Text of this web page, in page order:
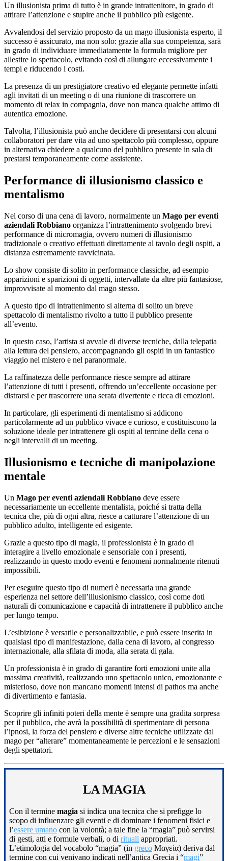
Un illusionista prima di tutto è in grande intrattenitore, in grado di
attirare l’attenzione e stupire anche il pubblico più esigente.
Avvalendosi del servizio proposto da un mago illusionista esperto, il
successo è assicurato, ma non solo: grazie alla sua competenza, sarà
in grado di individuare immediatamente la formula migliore per
allestire lo spettacolo, evitando così di allungare eccessivamente i
tempi e riducendo i costi.
La presenza di un prestigiatore creativo ed elegante permette infatti
agli invitati di un meeting o di una riunione di trascorrere un
momento di relax in compagnia, dove non manca qualche attimo di
autentica emozione.
Talvolta, l’illusionista può anche decidere di presentarsi con alcuni
collaboratori per dare vita ad uno spettacolo più complesso, oppure
in alternativa chiedere a qualcuno del pubblico presente in sala di
prestarsi temporaneamente come assistente.
Performance di illusionismo classico e
mentalismo
Nel corso di una cena di lavoro, normalmente un Mago per eventi
aziendali Robbiano organizza l’intrattenimento svolgendo brevi
performance di micromagia, ovvero numeri di illusionismo
tradizionale o creativo effettuati direttamente al tavolo degli ospiti, a
distanza estremamente ravvicinata.
Lo show consiste di solito in performance classiche, ad esempio
apparizioni e sparizioni di oggetti, intervallate da altre più fantasiose,
improvvisate al momento dal mago stesso.
A questo tipo di intrattenimento si alterna di solito un breve
spettacolo di mentalismo rivolto a tutto il pubblico presente
all’evento.
In questo caso, l’artista si avvale di diverse tecniche, dalla telepatia
alla lettura del pensiero, accompagnando gli ospiti in un fantastico
viaggio nel mistero e nel paranormale.
La raffinatezza delle performance riesce sempre ad attirare
l’attenzione di tutti i presenti, offrendo un’eccellente occasione per
distrarsi e per trascorrere una serata divertente e ricca di emozioni.
In particolare, gli esperimenti di mentalismo si addicono
particolarmente ad un pubblico vivace e curioso, e costituiscono la
soluzione ideale per intrattenere gli ospiti al termine della cena o
negli intervalli di un meeting.
Illusionismo e tecniche di manipolazione
mentale
Un Mago per eventi aziendali Robbiano deve essere
necessariamente un eccellente mentalista, poiché si tratta della
tecnica che, più di ogni altra, riesce a catturare l’attenzione di un
pubblico adulto, intelligente ed esigente.
Grazie a questo tipo di magia, il professionista è in grado di
interagire a livello emozionale e sensoriale con i presenti,
realizzando in questo modo eventi e fenomeni normalmente ritenuti
impossibili.
Per eseguire questo tipo di numeri è necessaria una grande
esperienza nel settore dell’illusionismo classico, così come doti
naturali di comunicazione e capacità di intrattenere il pubblico anche
per lungo tempo.
L’esibizione è versatile e personalizzabile, e può essere inserita in
qualsiasi tipo di manifestazione, dalla cena di lavoro, al congresso
internazionale, alla sfilata di moda, alla serata di gala.
Un professionista è in grado di garantire forti emozioni unite alla
massima creatività, realizzando uno spettacolo unico, emozionante e
misterioso, dove non mancano momenti intensi di pathos ma anche
di divertimento e fantasia.
Scoprire gli infiniti poteri della mente è sempre una gradita sorpresa
per il pubblico, che avrà la possibilità di sperimentare di persona
l’ipnosi, la forza del pensiero e diverse altre tecniche utilizzate dal
mago per “alterare” momentaneamente le percezioni e le sensazioni
degli spettatori.
LA MAGIA
Con il termine magia si indica una tecnica che si prefigge lo
scopo di influenzare gli eventi e di dominare i fenomeni fisici e
l’essere umano con la volontà; a tale fine la “magia” può servirsi
di gesti, atti e formule verbali, o di rituali appropriati.
L’etimologia del vocabolo “magia” (in greco Μαγεία) deriva dal
termine con cui venivano indicati nell’antica Grecia i “magi”